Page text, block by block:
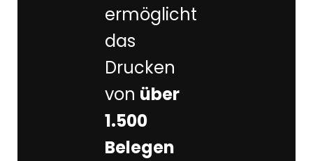
ermöglicht
das
Drucken
von über
1.500
Belegen